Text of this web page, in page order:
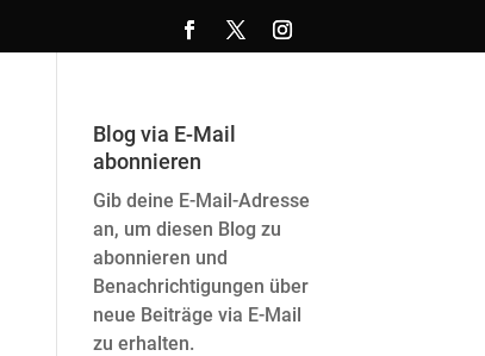
Blog via E-Mail
abonnieren
Gib deine E-Mail-Adresse
an, um diesen Blog zu
abonnieren und
Benachrichtigungen über
neue Beiträge via E-Mail
zu erhalten.